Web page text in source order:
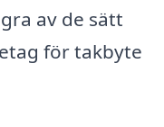
av de sätt
för takbyte